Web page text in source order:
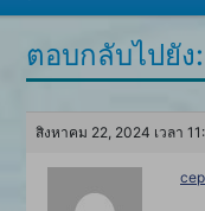
ตอบกลับไปยั
สิงหาคม 22, 2024 เวลา